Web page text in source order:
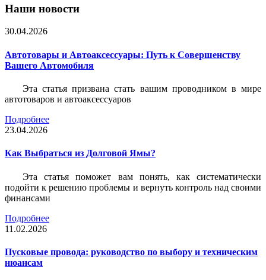
Наши новости
30.04.2026
Автотовары и Автоаксессуары: Путь к Совершенству
Вашего Автомобиля
Эта статья призвана стать вашим проводником в мире
автотоваров и автоаксессуаров
Подробнее
23.04.2026
Как Выбраться из Долговой Ямы?
Эта статья поможет вам понять, как систематически
подойти к решению проблемы и вернуть контроль над своими
финансами
Подробнее
11.02.2026
Пусковые провода: руководство по выбору и техническим
нюансам